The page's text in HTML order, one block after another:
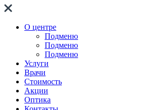
О центре
Подменю
Подменю
Подменю
Услуги
Врачи
Стоимость
Акции
Оптика